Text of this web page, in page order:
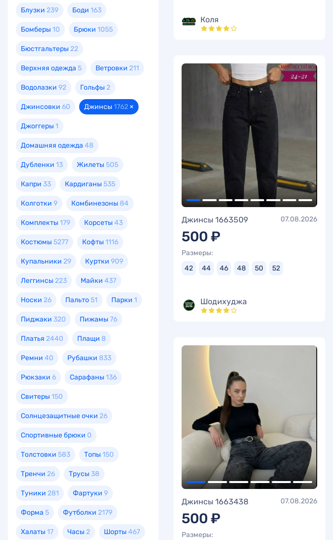
Блузки 239 Боди 163
Бомберы 10 Брюки 1055
Бюстгальтеры 22
Верхняя одежда 5 Ветровки 211
Водолазки 92 Гольфы 2
Джинсовки 60 Джинсы 1762 ×
Джоггеры 1
Домашняя одежда 48
Дубленки 13 Жилеты 505
Капри 33 Кардиганы 535
Колготки 9 Комбинезоны 84
Комплекты 179 Корсеты 43
Костюмы 5277 Кофты 1116
Купальники 29 Куртки 909
Леггинсы 223 Майки 437
Носки 26 Пальто51 Парки 1
Пиджаки 320 Пижамы 76
Платья 2440 Плащи 8
Ремни 40 Рубашки 833
Рюкзаки 6 Сарафаны 136
Свитеры 150
Солнцезащитные очки 26
Спортивные брюки 0
Толстовки 583 Топы 150
Тренчи 26 Трусы 38
Туники 281 Фартуки 9
Форма 5 Футболки 2179
Халаты 17 Часы 2 Шорты 467
Коля
Джинсы 1663509 07.08.2026
500 ₽
Размеры:
42
44 46 48 50 52
Шодихуджа
Джинсы 1663438 07.08.2026
500 ₽
Размеры: